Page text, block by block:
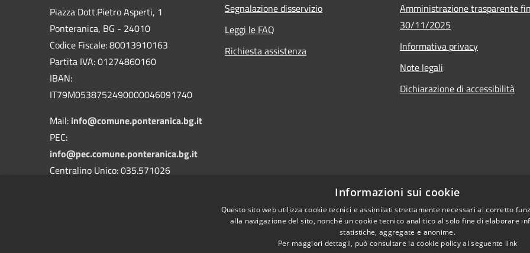
Piazza Dott.Pietro Asperti, 1
Ponteranica, BG - 24010
Codice Fiscale: 80013910163
Partita IVA: 01274860160
IBAN:
IT79M0538752490000046091740
Mail: info@comune.ponteranica.bg.it
PEC:
info@pec.comune.ponteranica.bg.it
Centralino Unico: 035.571026
Segnalazione disservizio
Leggi le FAQ
Richiesta assistenza
Amministrazione trasparente
30/11/2025
Informativa privacy
Note legali
Dichiarazione di accessibilità
Informazioni sui cookie
Questo sito web utilizza cookie tecnici e assimilati strettamente necessari al corretto
alla navigazione del sito, nonché un cookie tecnico analitico al solo fine di elaborare
statistiche, aggregate e anonime.
Per maggiori dettagli, può consultare la cookie policy al seguente link